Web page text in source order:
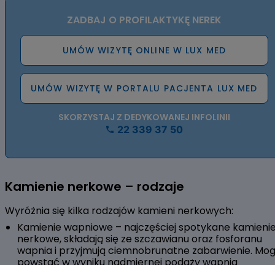
ZADBAJ O PROFILAKTYKĘ NEREK
UMÓW WIZYTĘ ONLINE W LUX MED
UMÓW WIZYTĘ W PORTALU PACJENTA LUX MED
SKORZYSTAJ Z DEDYKOWANEJ INFOLINII
22 339 37 50
Kamienie nerkowe – rodzaje
Wyróżnia się kilka rodzajów kamieni nerkowych:
Kamienie wapniowe – najczęściej spotykane
nerkowe, składają się ze szczawianu oraz fosforanu
wapnia i przyjmują ciemnobrunatne zabarwienie.
powstać w wyniku nadmiernej podaży wapnia